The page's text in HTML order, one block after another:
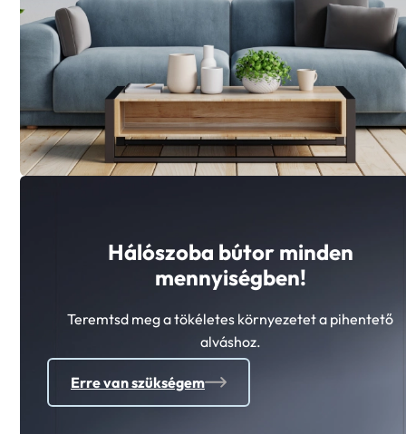
mennyiségben!
Teremtsd meg a tökéletes környezetet a pihentető
alváshoz.
Erre van szükségem